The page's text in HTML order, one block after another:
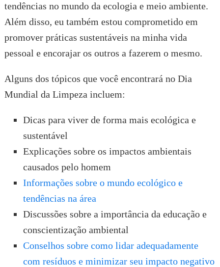
tendências no mundo da ecologia e meio ambiente.
Além disso, eu também estou comprometido em
promover práticas sustentáveis na minha vida
pessoal e encorajar os outros a fazerem o mesmo.
Alguns dos tópicos que você encontrará no Dia
Mundial da Limpeza incluem:
Dicas para viver de forma mais ecológica e
sustentável
Explicações sobre os impactos ambientais
causados pelo homem
Informações sobre o mundo ecológico e
tendências na área
Discussões sobre a importância da educação e
conscientização ambiental
Conselhos sobre como lidar adequadamente
com resíduos e minimizar seu impacto negativo